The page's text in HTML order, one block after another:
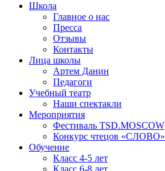
Школа
Главное о нас
Пресса
Отзывы
Контакты
Лица школы
Артем Данин
Педагоги
Учебный театр
Наши спектакли
Мероприятия
Фестиваль TSD.MOSCOW
Конкурс чтецов «СЛОВО»
Обучение
Класс 4-5 лет